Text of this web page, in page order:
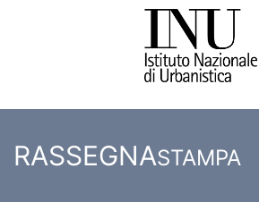
RASSEGNASTAMPA